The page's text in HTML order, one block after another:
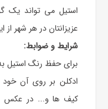
استیل می تواند یک
عزیزانتان در هر شهر از
شرایط و ضوابط:
برای حفظ رنگ استیل
ادکلن بر روی آن
کیف ها و... در عکس